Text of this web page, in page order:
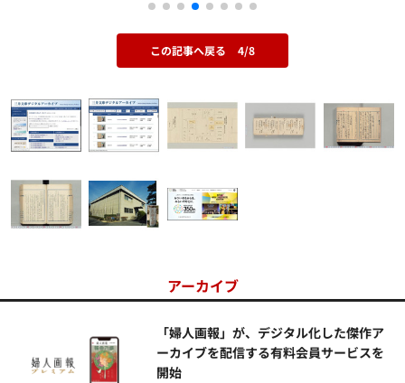
この記事へ戻る 4/8
アーカイブ
「婦人画報」が、デジタル化した傑作ア
ーカイブを配信する有料会員サービスを
開始